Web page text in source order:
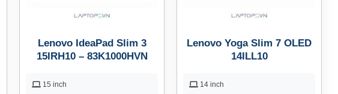
Lenovo IdeaPad Slim 3
15IRH10 – 83K1000HVN
15 inch
Lenovo Yoga Slim 7 OLED
14ILL10
14 inch